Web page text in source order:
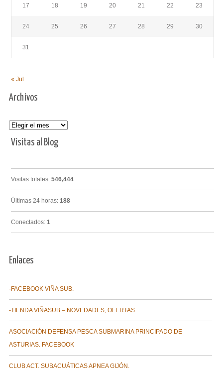
17 18 19 20 21 22 23
24 25 26 27 28 29 30
31
« Jul
Archivos
Archivos
Visitas al Blog
Visitas totales: 546,444
Últimas 24 horas: 188
Conectados: 1
Enlaces
-FACEBOOK VIÑA SUB.
-TIENDA VIÑASUB – NOVEDADES, OFERTAS.
ASOCIACIÓN DEFENSA PESCA SUBMARINA PRINCIPADO DE
ASTURIAS. FACEBOOK
CLUB ACT. SUBACUÁTICAS APNEA GIJÓN.